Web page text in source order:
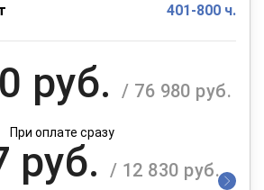
401-800 ч.
руб. / 76 980 руб.
При оплате сразу
руб. / 12 830 руб.